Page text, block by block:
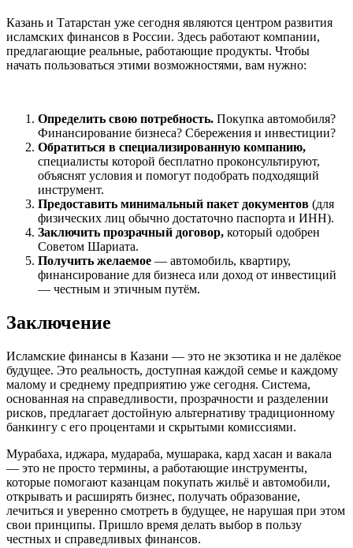
Казань и Татарстан уже сегодня являются центром развития
исламских финансов в России. Здесь работают компании,
предлагающие реальные, работающие продукты. Чтобы
начать пользоваться этими возможностями, вам нужно:
Определить свою потребность. Покупка автомобиля?
Финансирование бизнеса? Сбережения и инвестиции?
Обратиться в специализированную компанию,
специалисты которой бесплатно проконсультируют,
объяснят условия и помогут подобрать подходящий
инструмент.
Предоставить минимальный пакет документов (для
физических лиц обычно достаточно паспорта и ИНН).
Заключить прозрачный договор, который одобрен
Советом Шариата.
Получить желаемое — автомобиль, квартиру,
финансирование для бизнеса или доход от инвестиций
— честным и этичным путём.
Заключение
Исламские финансы в Казани — это не экзотика и не далёкое
будущее. Это реальность, доступная каждой семье и каждому
малому и среднему предприятию уже сегодня. Система,
основанная на справедливости, прозрачности и разделении
рисков, предлагает достойную альтернативу традиционному
банкингу с его процентами и скрытыми комиссиями.
Мурабаха, иджара, мудараба, мушарака, кард хасан и вакала
— это не просто термины, а работающие инструменты,
которые помогают казанцам покупать жильё и автомобили,
открывать и расширять бизнес, получать образование,
лечиться и уверенно смотреть в будущее, не нарушая при этом
свои принципы. Пришло время делать выбор в пользу
честных и справедливых финансов.